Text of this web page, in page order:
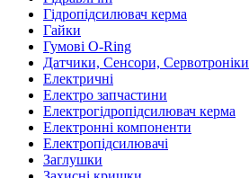
Гідропідсилювач керма
Гайки
Гумові O-Ring
Датчики, Сенсори, Сервотроніки
Електричні
Електро запчастини
Електрогідропідсилювач керма
Електронні компоненти
Електропідсилювачі
Заглушки